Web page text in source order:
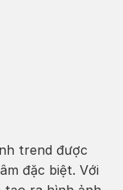
trend được
đặc biệt. Với